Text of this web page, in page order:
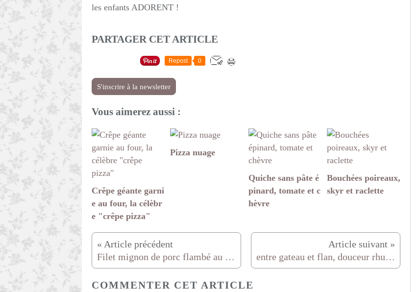
les enfants ADORENT !
PARTAGER CET ARTICLE
Repost 0
S'inscrire à la newsletter
Vous aimerez aussi :
Crêpe géante garni
e au four, la célèbr
e "crêpe pizza"
Pizza nuage
Quiche sans pâte é
pinard, tomate et c
hèvre
Bouchées poireaux,
skyr et raclette
Filet mignon de porc flambé au cognac entre gateau et flan, douceur rhum-coco...
COMMENTER CET ARTICLE